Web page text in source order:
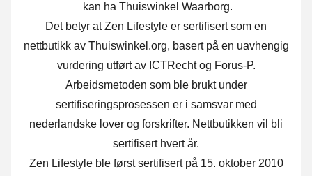
kan ha Thuiswinkel Waarborg.
Det betyr at Zen Lifestyle er sertifisert som en
nettbutikk av Thuiswinkel.org, basert på en uavhengig
vurdering utført av ICTRecht og Forus-P.
Arbeidsmetoden som ble brukt under
sertifiseringsprosessen er i samsvar med
nederlandske lover og forskrifter. Nettbutikken vil bli
sertifisert hvert år.
Zen Lifestyle ble først sertifisert på 15. oktober 2010